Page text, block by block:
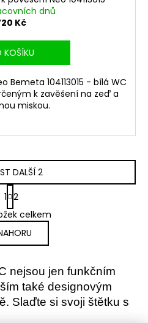
dnů
Kč
KOŠÍKU
Bemeta 104113015 - bílá WC
k zavěšení na zeď a
miskou.
O
v
l
á
a
c
í
DALŠÍ 2
S
t
r
á
n
k
v
á
n
í
1 2
celkem
nejsou jen funkčním
také designovým
Slaďte si svoji štětku s